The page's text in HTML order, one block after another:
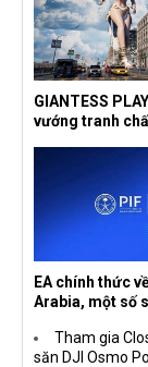
GIANTESS
vướng tranh
ngầm chiếm
EA chính thức
Arabia, một số
lược DEI
Tham gia
săn DJI Osmo